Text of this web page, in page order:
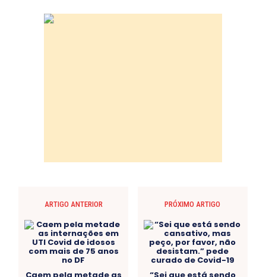
ARTIGO ANTERIOR PRÓXIMO ARTIGO